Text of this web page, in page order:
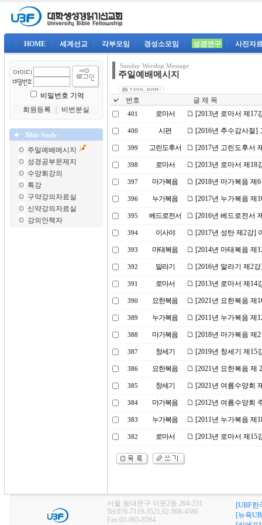
HOME 세계선교 각부모임 경성소모임 성경연구 사진자
비밀번호 기억
회원등록
비번분실
Bible Study
주일예배메시지
성경공부문제지
수양회강의
특강
구약강의자료실
신약강의자료실
강의안책자
Sunday Worship Message
주일예배메시지
번호 글 제 목
401 로마서 [2013년 로마서 제17
400 시편 [2016년 추수감사절]
399 고린도후서 [2017년 고린도후서
398 로마서 [2013년 로마서 제18
397 마가복음 [2018년 마가복음 제
396 누가복음 [2017년 누가복음 제
395 베드로전서 [2016년 베드로전서
394 이사야 [2017년 성탄 제2강]
393 마태복음 [2014년 마태복음 제
392 말라기 [2016년 말라기 제2
391 로마서 [2013년 로마서 제14
390 요한복음 [2021년 요한복음 제
389 누가복음 [2011년 누가복음 제
388 마가복음 [2018년 마가복음 제
387 창세기 [2019년 창세기 제15
386 요한복음 [2021년 요한복음 제
385 창세기 [2021년 여름수양회
384 마가복음 [2012년 여름수양회
383 누가복음 [2011년 누가복음 제
382 로마서 [2013년 로마서 제15
서울 동대문구 이문2동 264-231
Tel:070-7119-3521,02-968-4586
Fax:02-965-8594
[UBF한
[뉴욕